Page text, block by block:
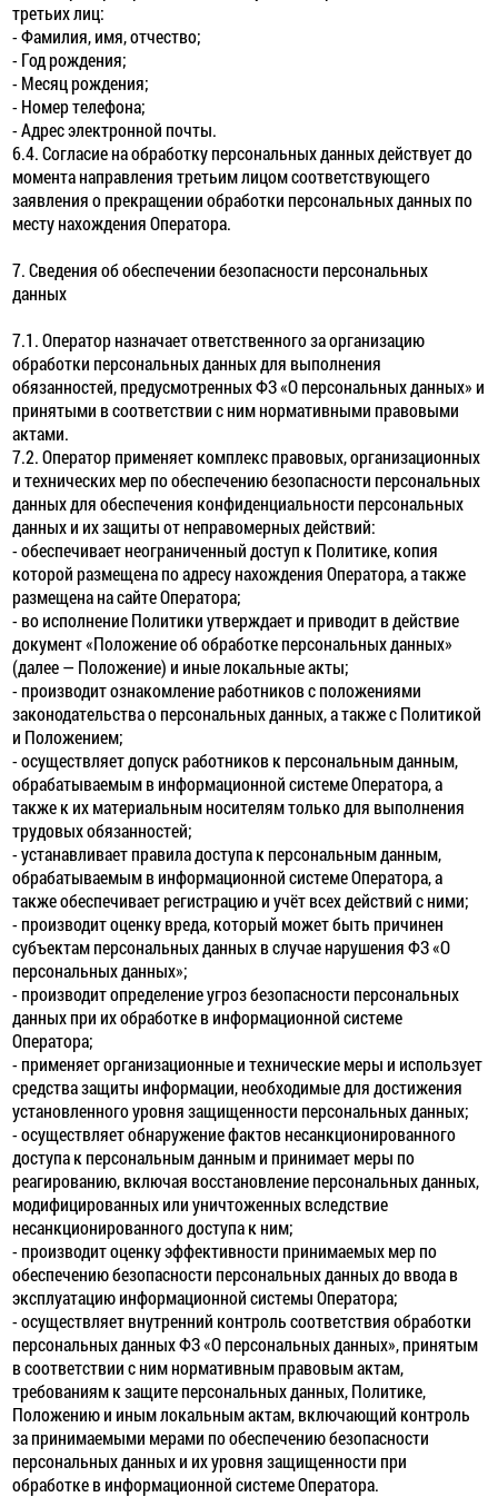
третьих лиц:
- Фамилия, имя, отчество;
- Год рождения;
- Месяц рождения;
- Номер телефона;
- Адрес электронной почты.
6.4. Согласие на обработку персональных данных действует до
момента направления третьим лицом соответствующего
заявления о прекращении обработки персональных данных по
месту нахождения Оператора.
7. Сведения об обеспечении безопасности персональных
данных
7.1. Оператор назначает ответственного за организацию
обработки персональных данных для выполнения
обязанностей, предусмотренных ФЗ «О персональных данных» и
принятыми в соответствии с ним нормативными правовыми
актами.
7.2. Оператор применяет комплекс правовых, организационных
и технических мер по обеспечению безопасности персональных
данных для обеспечения конфиденциальности персональных
данных и их защиты от неправомерных действий:
- обеспечивает неограниченный доступ к Политике, копия
которой размещена по адресу нахождения Оператора, а также
размещена на сайте Оператора;
- во исполнение Политики утверждает и приводит в действие
документ «Положение об обработке персональных данных»
(далее — Положение) и иные локальные акты;
- производит ознакомление работников с положениями
законодательства о персональных данных, а также с Политикой
и Положением;
- осуществляет допуск работников к персональным данным,
обрабатываемым в информационной системе Оператора, а
также к их материальным носителям только для выполнения
трудовых обязанностей;
- устанавливает правила доступа к персональным данным,
обрабатываемым в информационной системе Оператора, а
также обеспечивает регистрацию и учёт всех действий с ними;
- производит оценку вреда, который может быть причинен
субъектам персональных данных в случае нарушения ФЗ «О
персональных данных»;
- производит определение угроз безопасности персональных
данных при их обработке в информационной системе
Оператора;
- применяет организационные и технические меры и использует
средства защиты информации, необходимые для достижения
установленного уровня защищенности персональных данных;
- осуществляет обнаружение фактов несанкционированного
доступа к персональным данным и принимает меры по
реагированию, включая восстановление персональных данных,
модифицированных или уничтоженных вследствие
несанкционированного доступа к ним;
- производит оценку эффективности принимаемых мер по
обеспечению безопасности персональных данных до ввода в
эксплуатацию информационной системы Оператора;
- осуществляет внутренний контроль соответствия обработки
персональных данных ФЗ «О персональных данных», принятым
в соответствии с ним нормативным правовым актам,
требованиям к защите персональных данных, Политике,
Положению и иным локальным актам, включающий контроль
за принимаемыми мерами по обеспечению безопасности
персональных данных и их уровня защищенности при
обработке в информационной системе Оператора.